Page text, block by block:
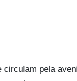
pela